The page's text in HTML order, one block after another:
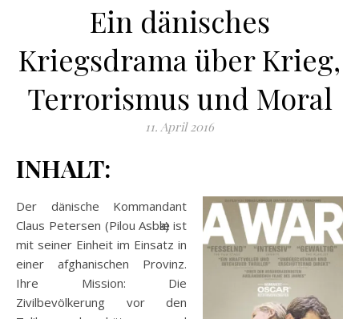
Ein dänisches
Kriegsdrama über Krieg,
Terrorismus und Moral
11. April 2016
INHALT:
Der dänische Kommandant
Claus Petersen (Pilou Asbӕk) ist
mit seiner Einheit im Einsatz in
einer afghanischen Provinz.
Ihre Mission: Die
Zivilbevölkerung vor den